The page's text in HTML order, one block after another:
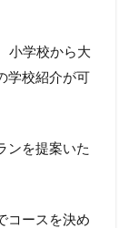
小学校から大
学校紹介が可
ンを提案いた
コースを決め